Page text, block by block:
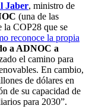
Jaber, ministro de
(una de las
la COP28 que se
reconoce la propia
a ADNOC a
el camino para
En cambio,
de dólares en
de su capacidad de
para 2030”.